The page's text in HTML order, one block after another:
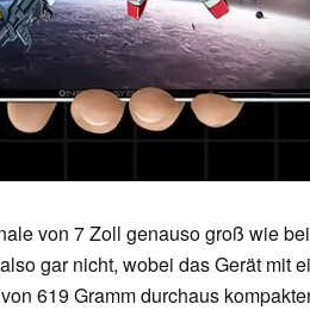
von 7 Zoll genauso groß wie
gar nicht, wobei das Gerät mit
619 Gramm durchaus